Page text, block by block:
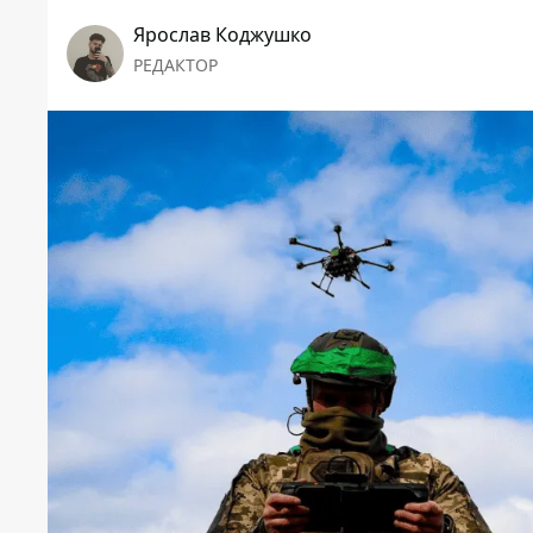
Ярослав Коджушко
РЕДАКТОР